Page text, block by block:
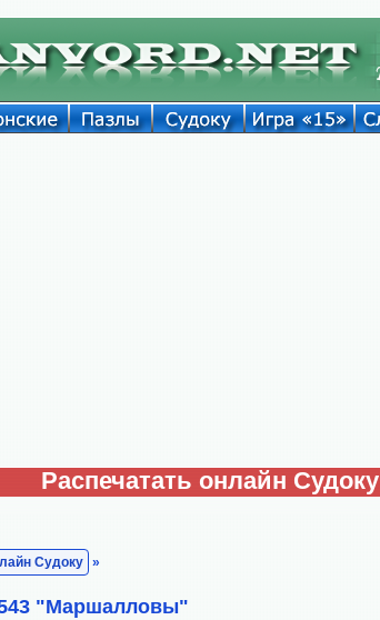
Распечатать онлайн Судоку
Судоку »
"Маршалловы"